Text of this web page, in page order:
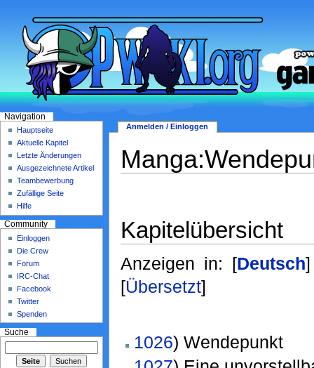
Kapitelübersicht
Anzeigen in: [Deutsch
[Übersetzt]
1026) Wendepunkt
Anmelden / Einloggen
Navigation
Hauptseite
Aktuelle Kapitel
Letzte Änderungen
Ausgezeichnete Artikel
Teambewerbung
Zufällige Seite
Hilfe
Community
Einloggen
Die Crew
Forum
IRC-Chat
Facebook
Twitter
Spenden
Suche